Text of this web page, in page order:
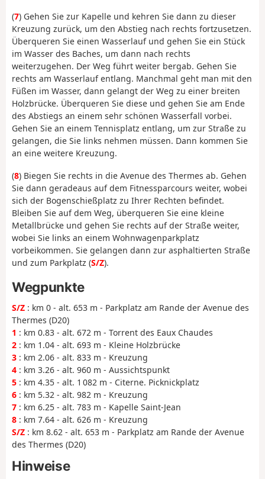
(7) Gehen Sie zur Kapelle und kehren Sie dann zu dieser
Kreuzung zurück, um den Abstieg nach rechts fortzusetzen.
Überqueren Sie einen Wasserlauf und gehen Sie ein Stück
im Wasser des Baches, um dann nach rechts
weiterzugehen. Der Weg führt weiter bergab. Gehen Sie
rechts am Wasserlauf entlang. Manchmal geht man mit den
Füßen im Wasser, dann gelangt der Weg zu einer breiten
Holzbrücke. Überqueren Sie diese und gehen Sie am Ende
des Abstiegs an einem sehr schönen Wasserfall vorbei.
Gehen Sie an einem Tennisplatz entlang, um zur Straße zu
gelangen, die Sie links nehmen müssen. Dann kommen Sie
an eine weitere Kreuzung.
(8) Biegen Sie rechts in die Avenue des Thermes ab. Gehen
Sie dann geradeaus auf dem Fitnessparcours weiter, wobei
sich der Bogenschießplatz zu Ihrer Rechten befindet.
Bleiben Sie auf dem Weg, überqueren Sie eine kleine
Metallbrücke und gehen Sie rechts auf der Straße weiter,
wobei Sie links an einem Wohnwagenparkplatz
vorbeikommen. Sie gelangen dann zur asphaltierten Straße
und zum Parkplatz (S/Z).
Wegpunkte
S/Z : km 0 - alt. 653 m - Parkplatz am Rande der Avenue des
Thermes (D20)
1 : km 0.83 - alt. 672 m - Torrent des Eaux Chaudes
2 : km 1.04 - alt. 693 m - Kleine Holzbrücke
3 : km 2.06 - alt. 833 m - Kreuzung
4 : km 3.26 - alt. 960 m - Aussichtspunkt
5 : km 4.35 - alt. 1 082 m - Citerne. Picknickplatz
6 : km 5.32 - alt. 982 m - Kreuzung
7 : km 6.25 - alt. 783 m - Kapelle Saint-Jean
8 : km 7.64 - alt. 626 m - Kreuzung
S/Z : km 8.62 - alt. 653 m - Parkplatz am Rande der Avenue
des Thermes (D20)
Hinweise